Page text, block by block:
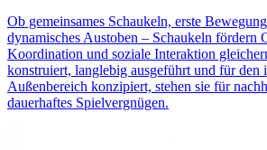
Ob gemeinsames Schaukeln, erste
dynamisches Austoben – Schaukeln fördern
Koordination und soziale Interaktion
konstruiert, langlebig ausgeführt und für den
Außenbereich konzipiert, stehen sie für
dauerhaftes Spielvergnügen.